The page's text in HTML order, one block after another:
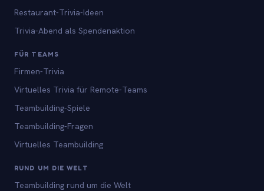
Restaurant-Trivia-Ideen
Trivia-Abend als Spendenaktion
FÜR TEAMS
Firmen-Trivia
Virtuelles Trivia für Remote-Teams
Teambuilding-Spiele
Teambuilding-Fragen
Virtuelles Teambuilding
RUND UM DIE WELT
Teambuilding rund um die Welt